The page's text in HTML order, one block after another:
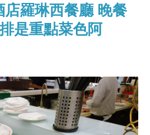
羅琳西餐廳 晚餐
是重點菜色阿